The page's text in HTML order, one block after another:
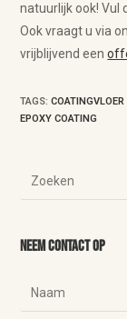
natuurlijk ook! Vul
Ook vraagt u via
vrijblijvend een
TAGS:
EPOXY COATING
Neem contact op